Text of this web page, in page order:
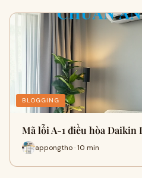
BLOGGING
Mã lỗi A-1 điều hòa Daikin
appongtho · 10 min